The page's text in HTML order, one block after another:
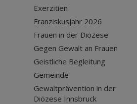
Exerzitien
Franziskusjahr 2026
Frauen in der Diözese
Gegen Gewalt an Frauen
Geistliche Begleitung
Gemeinde
Gewaltprävention in der
Diözese Innsbruck